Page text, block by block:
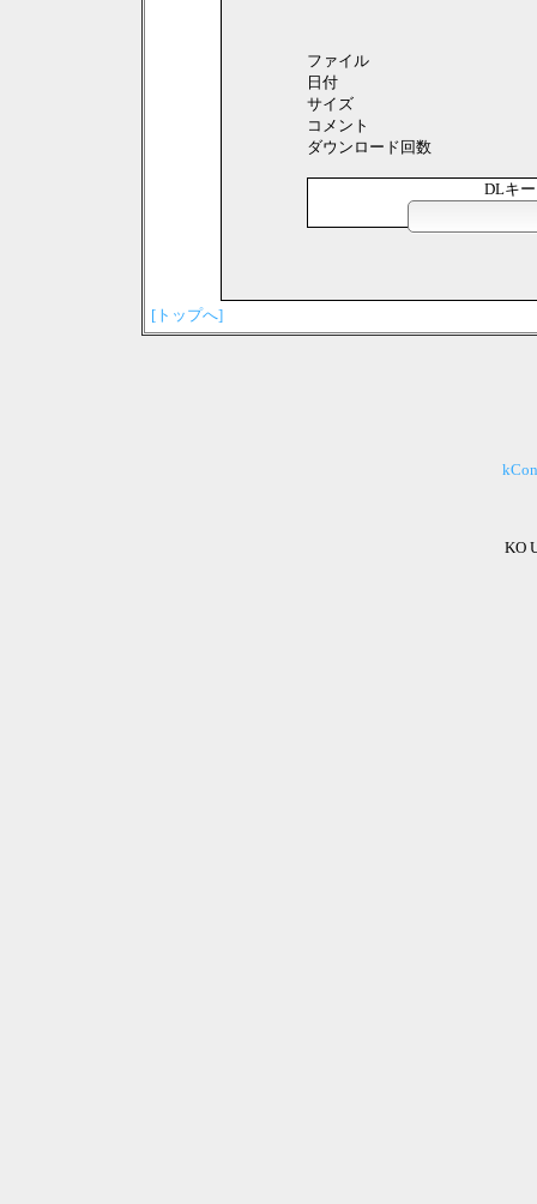
ファイル
日付
サイズ
コメント
ダウンロード回数
DLキ
[トップへ]
KO